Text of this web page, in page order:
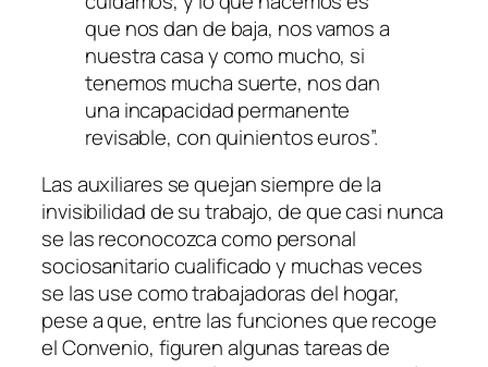
que nos dan de baja, nos vamos a
nuestra casa y como mucho, si
tenemos mucha suerte, nos dan
una incapacidad permanente
revisable, con quinientos euros”.
Las auxiliares se quejan siempre de la
invisibilidad de su trabajo, de que casi nunca
se las reconocozca como personal
sociosanitario cualificado y muchas veces
se las use como trabajadoras del hogar,
pese a que, entre las funciones que recoge
el Convenio, figuren algunas tareas de